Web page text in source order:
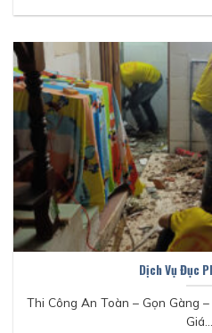
Dịch Vụ Đục
Thi Công An Toàn – Gọn Gàng
Giá...